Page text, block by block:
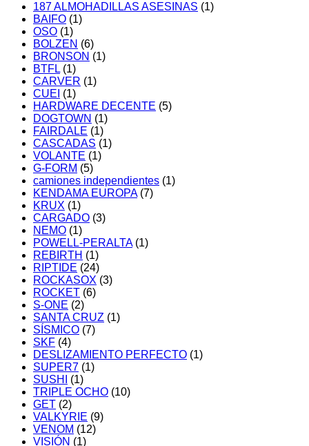
187 ALMOHADILLAS ASESINAS (1)
BAIFO (1)
OSO (1)
BOLZEN (6)
BRONSON (1)
BTFL (1)
CARVER (1)
CUEI (1)
HARDWARE DECENTE (5)
DOGTOWN (1)
FAIRDALE (1)
CASCADAS (1)
VOLANTE (1)
G-FORM (5)
camiones independientes (1)
KENDAMA EUROPA (7)
KRUX (1)
CARGADO (3)
NEMO (1)
POWELL-PERALTA (1)
REBIRTH (1)
RIPTIDE (24)
ROCKASOX (3)
ROCKET (6)
S-ONE (2)
SANTA CRUZ (1)
SÍSMICO (7)
SKF (4)
DESLIZAMIENTO PERFECTO (1)
SUPER7 (1)
SUSHI
(1)
TRIPLE OCHO (10)
GET (2)
VALKYRIE (9)
VENOM (12)
VISIÓN (1)